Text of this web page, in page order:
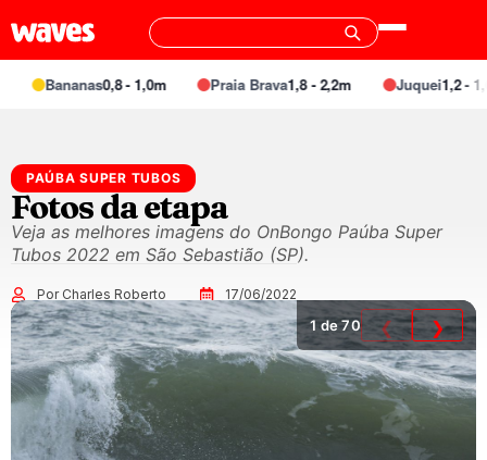
Bananas0,8 - 1,0m Praia Brava1,8 - 2,2m Juquei1,2 -
PAÚBA SUPER TUBOS
Fotos da etapa
Veja as melhores imagens do OnBongo Paúba Super
Tubos 2022 em São Sebastião (SP).
Por Charles Roberto 17/06/2022
1 de 70 ❮ ❯